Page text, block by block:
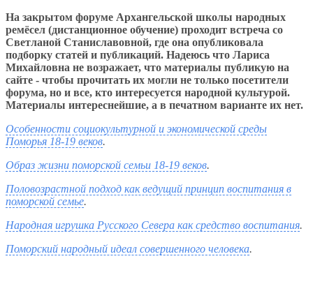
На закрытом форуме Архангельской школы народных
ремёсел (дистанционное обучение) проходит встреча со
Светланой Станиславовной, где она опубликовала
подборку статей и публикаций. Надеюсь что Лариса
Михайловна не возражает, что материалы публикую на
сайте - чтобы прочитать их могли не только посетители
форума, но и все, кто интересуется народной культурой.
Материалы интереснейшие, а в печатном варианте их нет.
Особенности социокультурной и экономической среды
Поморья 18-19 веков.
Образ жизни поморской семьи 18-19 веков.
Половозрастной подход как ведущий принцип воспитания в
поморской семье.
Народная игрушка Русского Севера как средство воспитания.
Поморский народный идеал совершенного человека.